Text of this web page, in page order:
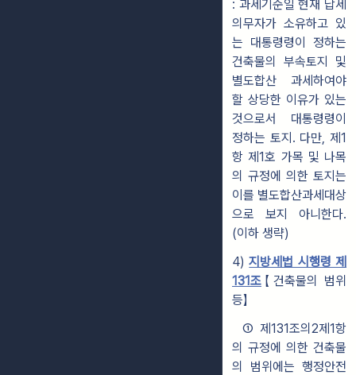
: 과세기준일 현재 납세
의무자가 소유하고 있
는 대통령령이 정하는
건축물의 부속토지 및
별도합산 과세하여야
할 상당한 이유가 있는
것으로서 대통령령이
정하는 토지. 다만, 제1
항 제1호 가목 및 나목
의 규정에 의한 토지는
이를 별도합산과세대상
으로 보지 아니한다.
(이하 생략)
4)지방세법 시행령 제
131조 【건축물의 범위
등】
① 제131조의2제1항
의 규정에 의한 건축물
의 범위에는 행정안전